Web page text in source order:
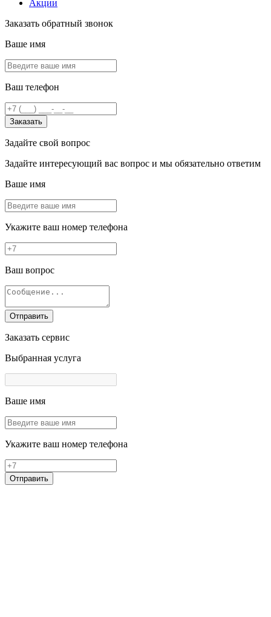
Акции
Заказать обратный звонок
Ваше имя
Ваш телефон
Заказать
Задайте свой вопрос
Задайте интересующий вас вопрос и мы обязательно ответим
Ваше имя
Укажите ваш номер телефона
Ваш вопрос
Отправить
Заказать сервис
Выбранная услуга
Ваше имя
Укажите ваш номер телефона
Отправить